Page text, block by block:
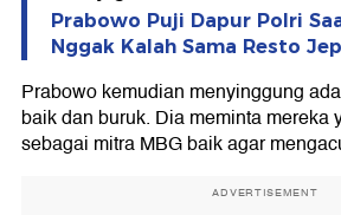
Prabowo Puji Dapur Polri
Nggak Kalah Sama Resto
Prabowo kemudian menyinggung
baik dan buruk. Dia meminta mereka
sebagai mitra MBG baik agar
ADVERTISEMENT